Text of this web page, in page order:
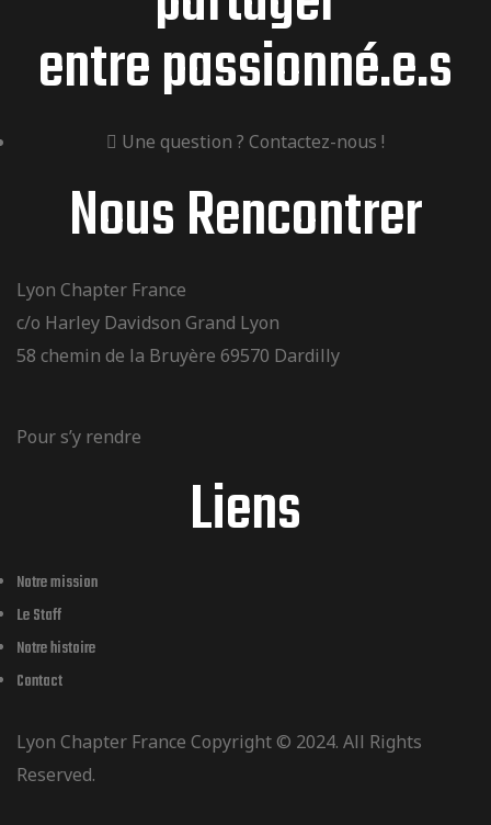
entre passionné.e.s
Une question ? Contactez-nous !
Nous Rencontrer
Lyon Chapter France
c/o Harley Davidson Grand Lyon
58 chemin de la Bruyère 69570 Dardilly
Pour s’y rendre
Liens
Notre mission
Le Staff
Notre histoire
Contact
Lyon Chapter France Copyright © 2024. All Rights
Reserved.